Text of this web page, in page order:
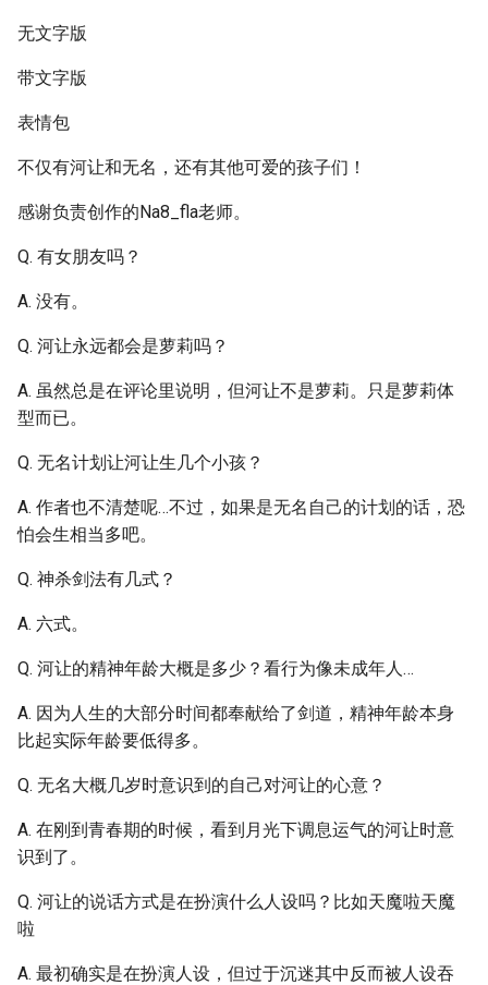
无文字版
带文字版
表情包
不仅有河让和无名，还有其他可爱的孩子们！
感谢负责创作的Na8_fla老师。
Q. 有女朋友吗？
A. 没有。
Q. 河让永远都会是萝莉吗？
A. 虽然总是在评论里说明，但河让不是萝莉。只是萝莉体
型而已。
Q. 无名计划让河让生几个小孩？
A. 作者也不清楚呢…不过，如果是无名自己的计划的话，恐
怕会生相当多吧。
Q. 神杀剑法有几式？
A. 六式。
Q. 河让的精神年龄大概是多少？看行为像未成年人…
A. 因为人生的大部分时间都奉献给了剑道，精神年龄本身
比起实际年龄要低得多。
Q. 无名大概几岁时意识到的自己对河让的心意？
A. 在刚到青春期的时候，看到月光下调息运气的河让时意
识到了。
Q. 河让的说话方式是在扮演什么人设吗？比如天魔啦天魔
啦
A. 最初确实是在扮演人设，但过于沉迷其中反而被人设吞